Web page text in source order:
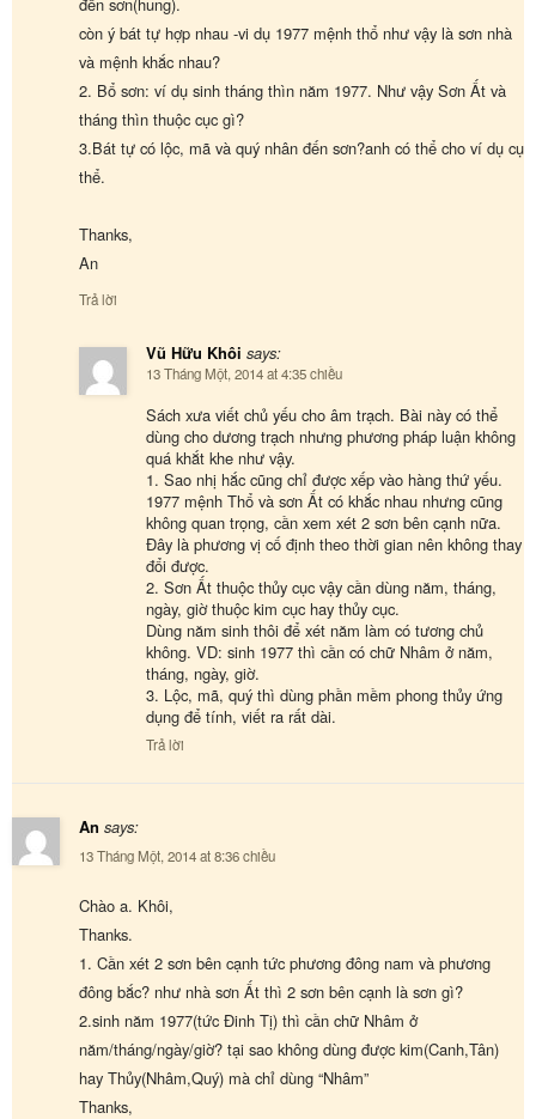
còn ý bát tự hợp nhau -vi dụ 1977 mệnh thổ như vậy là sơn nhà
và mệnh khắc nhau?
2. Bổ sơn: ví dụ sinh tháng thìn năm 1977. Như vậy Sơn Ất và
tháng thìn thuộc cục gì?
3.Bát tự có lộc, mã và quý nhân đến sơn?anh có thể cho ví dụ cụ
thể.
Thanks,
An
Trả lời
Vũ Hữu Khôi says:
13 Tháng Một, 2014 at 4:35 chiều
Sách xưa viết chủ yếu cho âm trạch. Bài này có thể
dùng cho dương trạch nhưng phương pháp luận không
quá khắt khe như vậy.
1. Sao nhị hắc cũng chỉ được xếp vào hàng thứ yếu.
1977 mệnh Thổ và sơn Ất có khắc nhau nhưng cũng
không quan trọng, cần xem xét 2 sơn bên cạnh nữa.
Đây là phương vị cố định theo thời gian nên không thay
đổi được.
2. Sơn Ất thuộc thủy cục vậy cần dùng năm, tháng,
ngày, giờ thuộc kim cục hay thủy cục.
Dùng năm sinh thôi để xét năm làm có tương chủ
không. VD: sinh 1977 thì cần có chữ Nhâm ở năm,
tháng, ngày, giờ.
3. Lộc, mã, quý thì dùng phần mềm phong thủy ứng
dụng để tính, viết ra rất dài.
Trả lời
An says:
13 Tháng Một, 2014 at 8:36 chiều
Chào a. Khôi,
Thanks.
1. Cần xét 2 sơn bên cạnh tức phương đông nam và phương
đông bắc? như nhà sơn Ất thì 2 sơn bên cạnh là sơn gì?
2.sinh năm 1977(tức Đinh Tị) thì cần chữ Nhâm ở
năm/tháng/ngày/giờ? tại sao không dùng được kim(Canh,Tân)
hay Thủy(Nhâm,Quý) mà chỉ dùng “Nhâm”
Thanks,